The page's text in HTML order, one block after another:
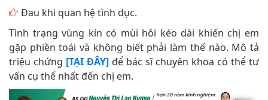
Đau khi quan hệ tình dục.
Tình trạng vùng kín có mùi hôi kéo dài khiến chị em
gặp phiền toái và không biết phải làm thế nào. Mô tả
triệu chứng [TẠI ĐÂY] để bác sĩ chuyên khoa có thể tư
vấn cụ thể nhất đến chị em.